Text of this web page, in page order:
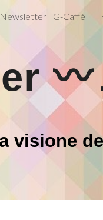
Skip to navigation
Newsletter TG-Caffè
〰️
visione